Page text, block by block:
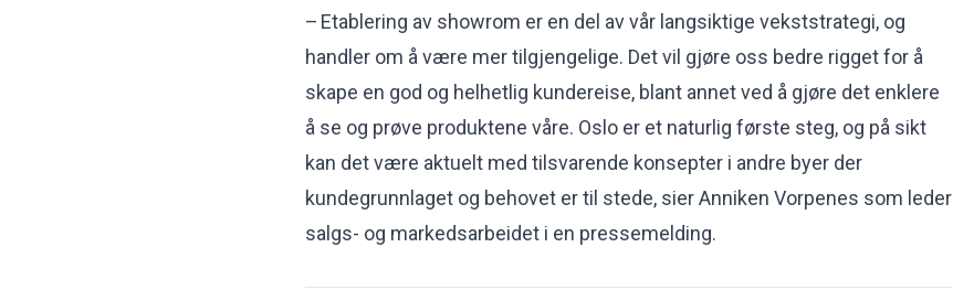
– Etablering av showrom er en del av vår langsiktige vekststrategi, og
handler om å være mer tilgjengelige. Det vil gjøre oss bedre rigget for å
skape en god og helhetlig kundereise, blant annet ved å gjøre det enklere
å se og prøve produktene våre. Oslo er et naturlig første steg, og på sikt
kan det være aktuelt med tilsvarende konsepter i andre byer der
kundegrunnlaget og behovet er til stede, sier Anniken Vorpenes som leder
salgs- og markedsarbeidet i en pressemelding.